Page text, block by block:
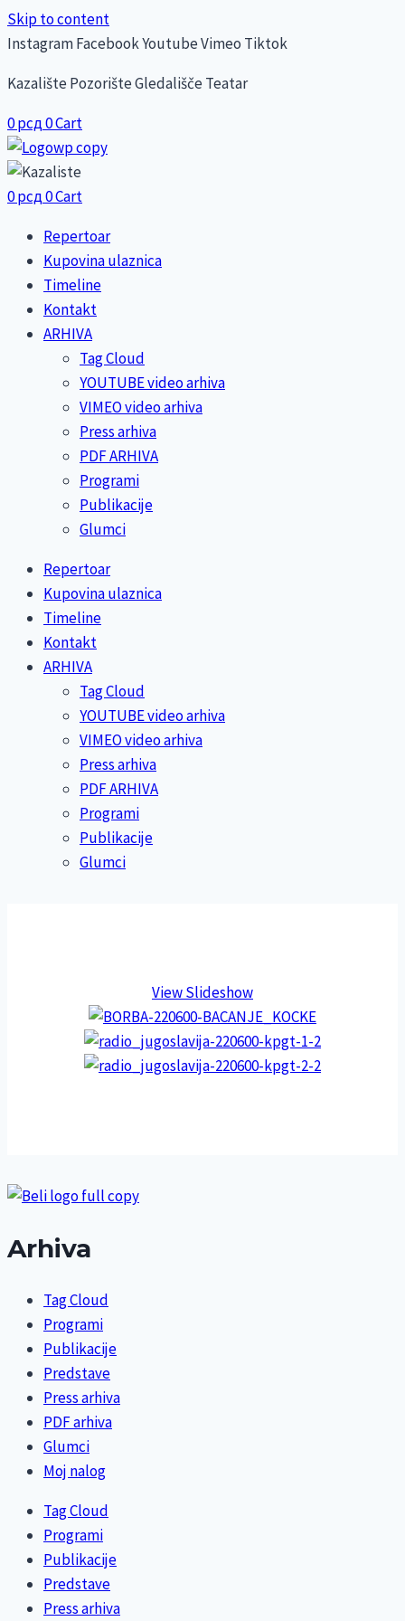
Skip to content
InstagramFacebookYoutubeVimeo Tiktok
Kazalište Pozorište Gledališče Teatar
0рсд0Cart
0рсд0Cart
Repertoar
Kupovina ulaznica
Timeline
Kontakt
ARHIVA
Tag Cloud
YOUTUBE video arhiva
VIMEO video arhiva
Press arhiva
PDF ARHIVA
Programi
Publikacije
Glumci
Repertoar
Kupovina ulaznica
Timeline
Kontakt
ARHIVA
Tag Cloud
YOUTUBE video arhiva
VIMEO video arhiva
Press arhiva
PDF ARHIVA
Programi
Publikacije
Glumci
View Slideshow
Arhiva
Tag Cloud
Programi
Publikacije
Predstave
Press arhiva
PDF arhiva
Glumci
Moj nalog
Tag Cloud
Programi
Publikacije
Predstave
Press arhiva